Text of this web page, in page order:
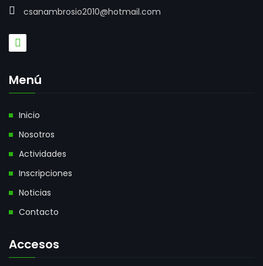
csanambrosio2010@hotmail.com
Menú
Inicio
Nosotros
Actividades
Inscripciones
Noticias
Contacto
Accesos